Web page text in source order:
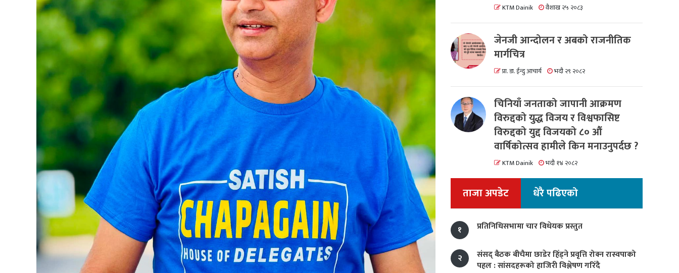
KTM Dainik वैशाख २५ २०८३
जेनजी आन्दोलन र अबको राजनीतिक
मार्गचित्र
प्रा. डा. ईन्दु आचार्य भदौ २९ २०८२
चिनियाँ जनताको जापानी आक्रमण
विरुद्दको युद्ध विजय र विश्वफासिष्ट
विरुद्दको युद्द विजयको ८० औं
वार्षिकोत्सव हामीले किन मनाउनुपर्दछ ?
KTM Dainik भदौ १४ २०८२
ताजा अपडेट धेरै पढिएको
१ प्रतिनिधिसभामा चार विधेयक प्रस्तुत
२
संसद् बैठक बीचैमा छाडेर हिँड्ने प्रवृत्ति रोक्न रास्वपाको
पहल : सांसदहरूको हाजिरी विश्लेषण गरिँदै